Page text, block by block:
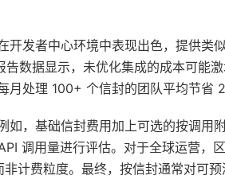
发者中心环境中表现出色，提供类
告数据显示，未优化集成的成本可能
月处理 100+ 个信封的团队平均节省
，基础信封费用加上可选的按调用
调用量进行评估。对于全球运营，
计费粒度。最终，按信封通常对可预